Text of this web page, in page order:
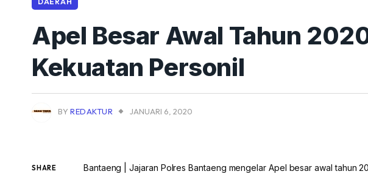
Apel Besar Awal Tahun
Kekuatan Personil
BY REDAKTUR JANUARI 6, 2020
SHARE
Bantaeng | Jajaran Polres Bantaeng mengelar Apel besar awal tahun